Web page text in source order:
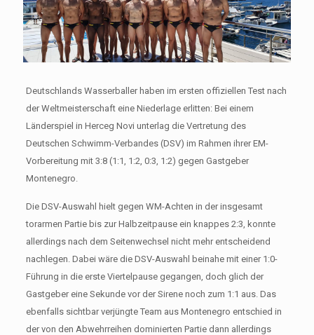
Deutschlands Wasserballer haben im ersten offiziellen Test nach
der Weltmeisterschaft eine Niederlage erlitten: Bei einem
Länderspiel in Herceg Novi unterlag die Vertretung des
Deutschen Schwimm-Verbandes (DSV) im Rahmen ihrer EM-
Vorbereitung mit 3:8 (1:1, 1:2, 0:3, 1:2) gegen Gastgeber
Montenegro.
Die DSV-Auswahl hielt gegen WM-Achten in der insgesamt
torarmen Partie bis zur Halbzeitpause ein knappes 2:3, konnte
allerdings nach dem Seitenwechsel nicht mehr entscheidend
nachlegen. Dabei wäre die DSV-Auswahl beinahe mit einer 1:0-
Führung in die erste Viertelpause gegangen, doch glich der
Gastgeber eine Sekunde vor der Sirene noch zum 1:1 aus. Das
ebenfalls sichtbar verjüngte Team aus Montenegro entschied in
der von den Abwehrreihen dominierten Partie dann allerdings